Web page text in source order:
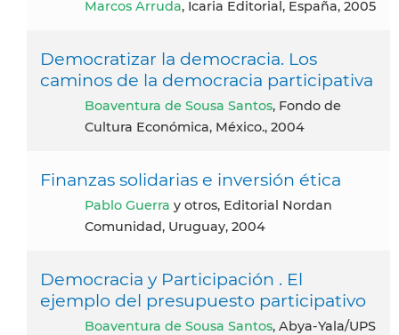
Marcos Arruda, Icaria Editorial, España, 2005
Democratizar la democracia. Los
caminos de la democracia participativa
Boaventura de Sousa Santos, Fondo de
Cultura Económica, México., 2004
Finanzas solidarias e inversión ética
Pablo Guerra y otros, Editorial Nordan
Comunidad, Uruguay, 2004
Democracia y Participación . El
ejemplo del presupuesto participativo
Boaventura de Sousa Santos, Abya-Yala/UPS